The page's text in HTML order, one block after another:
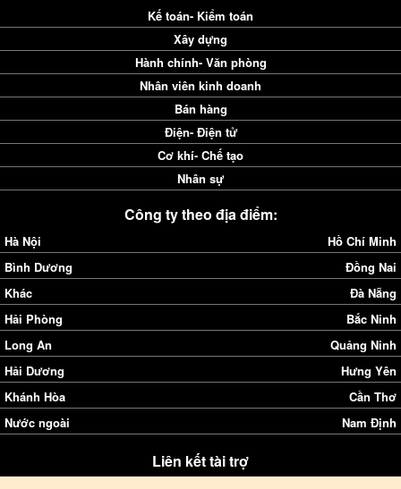
Kế toán- Kiểm toán
Xây dựng
Hành chính- Văn phòng
Nhân viên kinh doanh
Bán hàng
Điện- Điện tử
Cơ khí- Chế tạo
Nhân sự
Công ty theo địa điểm:
Hà Nội
Hồ Chí Minh
Bình Dương
Đồng Nai
Khác
Đà Nẵng
Hải Phòng
Bắc Ninh
Long An
Quảng Ninh
Hải Dương
Hưng Yên
Khánh Hòa
Cần Thơ
Nước ngoài
Nam Định
Liên kết tài trợ